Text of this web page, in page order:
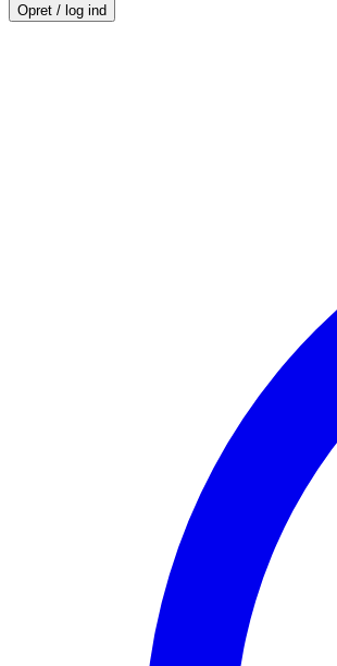
Opret / log ind